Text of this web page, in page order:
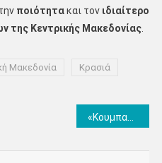
ποιότητακαι τον ιδιαίτερο
της Κεντρικής Μακεδονίας.
Μακεδονία
Κρασιά